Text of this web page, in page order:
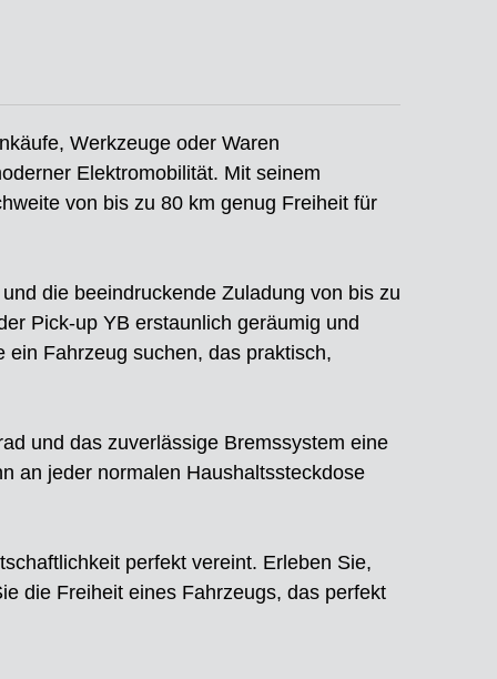
Werkzeuge oder Waren
Elektromobilität. Mit seinem
von bis zu 80 km genug Freiheit für
die beeindruckende Zuladung von bis zu
Pick-up YB erstaunlich geräumig und
Fahrzeug suchen, das praktisch,
und das zuverlässige Bremssystem eine
an jeder normalen Haushaltssteckdose
perfekt vereint. Erleben Sie,
die Freiheit eines Fahrzeugs, das perfekt